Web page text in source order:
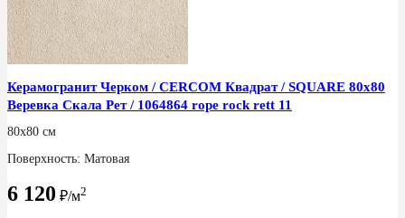
Керамогранит Черком / CERCOM Квадрат / SQUARE 80x80
Веревка Скала Рет / 1064864 rope rock rett 11
80x80 см
Поверхность: Матовая
6 120 ₽/м2